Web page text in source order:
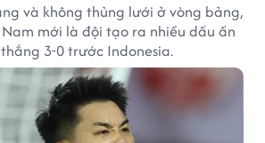
và không thủng lưới ở vòng bảng,
mới là đội tạo ra nhiều dấu ấn
3-0 trước Indonesia.